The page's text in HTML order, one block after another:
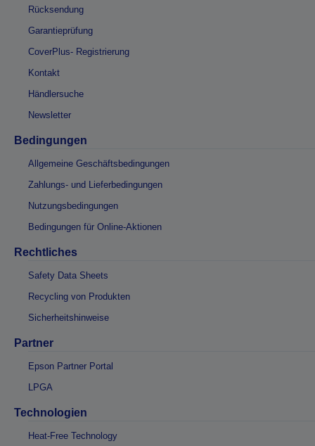
Rücksendung
Garantieprüfung
CoverPlus- Registrierung
Kontakt
Händlersuche
Newsletter
Bedingungen
Allgemeine Geschäftsbedingungen
Zahlungs- und Lieferbedingungen
Nutzungsbedingungen
Bedingungen für Online-Aktionen
Rechtliches
Safety Data Sheets
Recycling von Produkten
Sicherheitshinweise
Partner
Epson Partner Portal
LPGA
Technologien
Heat-Free Technology